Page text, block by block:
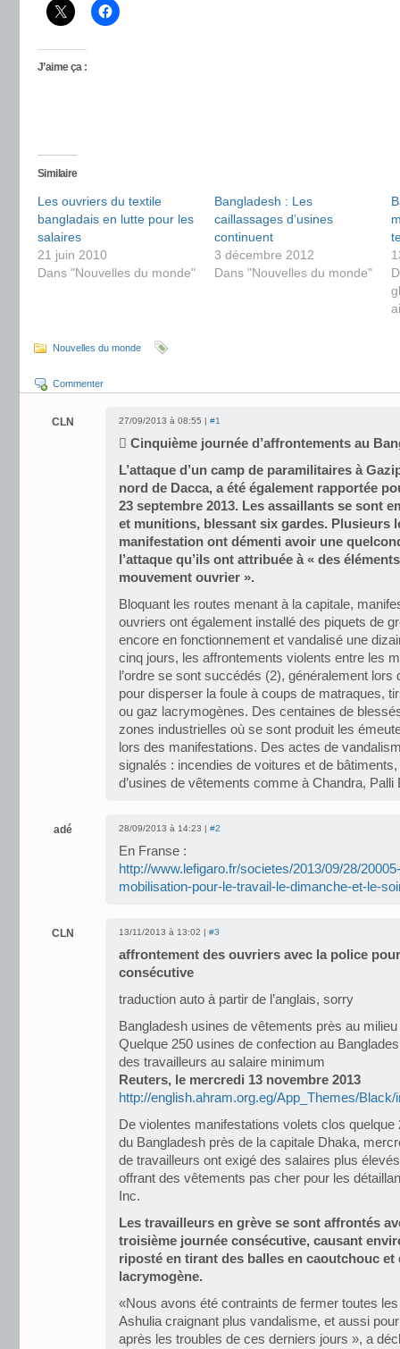
J’aime ça :
Similaire
Les ouvriers du textile
bangladais en lutte pour les
salaires
21 juin 2010
Dans "Nouvelles du monde"
Bangladesh : Les
caillassages d’usines
continuent
3 décembre 2012
Dans "Nouvelles du monde"
Nouvelles du monde
Commenter
CLN 27/09/2013 à 08:55 | #1
 Cinquième journée d’affrontements au
L’attaque d’un camp de paramilitaires à
nord de Dacca, a été également rapportée
23 septembre 2013. Les assaillants se sont
et munitions, blessant six gardes. Plusieurs
manifestation ont démenti avoir une
l’attaque qu’ils ont attribuée à « des
mouvement ouvrier ».
Bloquant les routes menant à la capitale,
ouvriers ont également installé des piquets de
encore en fonctionnement et vandalisé une
cinq jours, les affrontements violents entre les
l’ordre se sont succédés (2), généralement
pour disperser la foule à coups de matraques,
ou gaz lacrymogènes. Des centaines de
zones industrielles où se sont produit les
lors des manifestations. Des actes de
signalés : incendies de voitures et de
d’usines de vêtements comme à Chandra,
adé 28/09/2013 à 14:23 | #2
En Franse :
http://www.lefigaro.fr/societes/2013/09/28/
mobilisation-pour-le-travail-le-dimanche-et-le-
CLN 13/11/2013 à 13:02 | #3
affrontement des ouvriers avec la police
consécutive
traduction auto à partir de l’anglais, sorry
Bangladesh usines de vêtements près au
Quelque 250 usines de confection au
des travailleurs au salaire minimum
Reuters, le mercredi 13 novembre 2013
http://english.ahram.org.eg/App_Themes/Black/
De violentes manifestations volets clos
du Bangladesh près de la capitale Dhaka,
de travailleurs ont exigé des salaires plus
offrant des vêtements pas cher pour les
Inc.
Les travailleurs en grève se sont affrontés
troisième journée consécutive, causant
riposté en tirant des balles en caoutchouc et
lacrymogène.
«Nous avons été contraints de fermer toutes
Ashulia craignant plus vandalisme, et aussi
après les troubles de ces derniers jours », a